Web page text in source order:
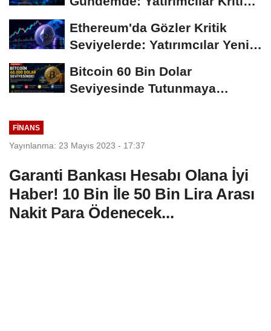
Ethereum'da Gözler Kritik
Seviyelerde: Yatırımcılar Yeni
Bitcoin 60 Bin Dolar
Seviyesinde Tutunmaya
FINANS
Yayınlanma: 23 Mayıs 2023 - 17:37
Garanti Bankası Hesabı Olana İyi
Haber! 10 Bin İle 50 Bin Lira Arası
Nakit Para Ödenecek...